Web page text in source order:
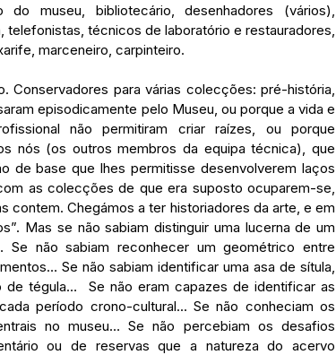
museu, bibliotecário, desenhadores (vários),
técnicos de laboratório e restauradores,
marceneiro, carpinteiro.
Conservadores para várias colecções: pré-história,
episodicamente pelo Museu, ou porque a vida e
não permitiram criar raízes, ou porque
nós (os outros membros da equipa técnica), que
de base que lhes permitisse desenvolverem laços
as colecções de que era suposto ocuparem-se,
contem. Chegámos a ter historiadores da arte, e em
Mas se não sabiam distinguir uma lucerna de um
não sabiam reconhecer um geométrico entre
Se não sabiam identificar uma asa de sítula,
tégula…  Se não eram capazes de identificar as
período crono-cultural... Se não conheciam os
no museu… Se não percebiam os desafios
ou de reservas que a natureza do acervo